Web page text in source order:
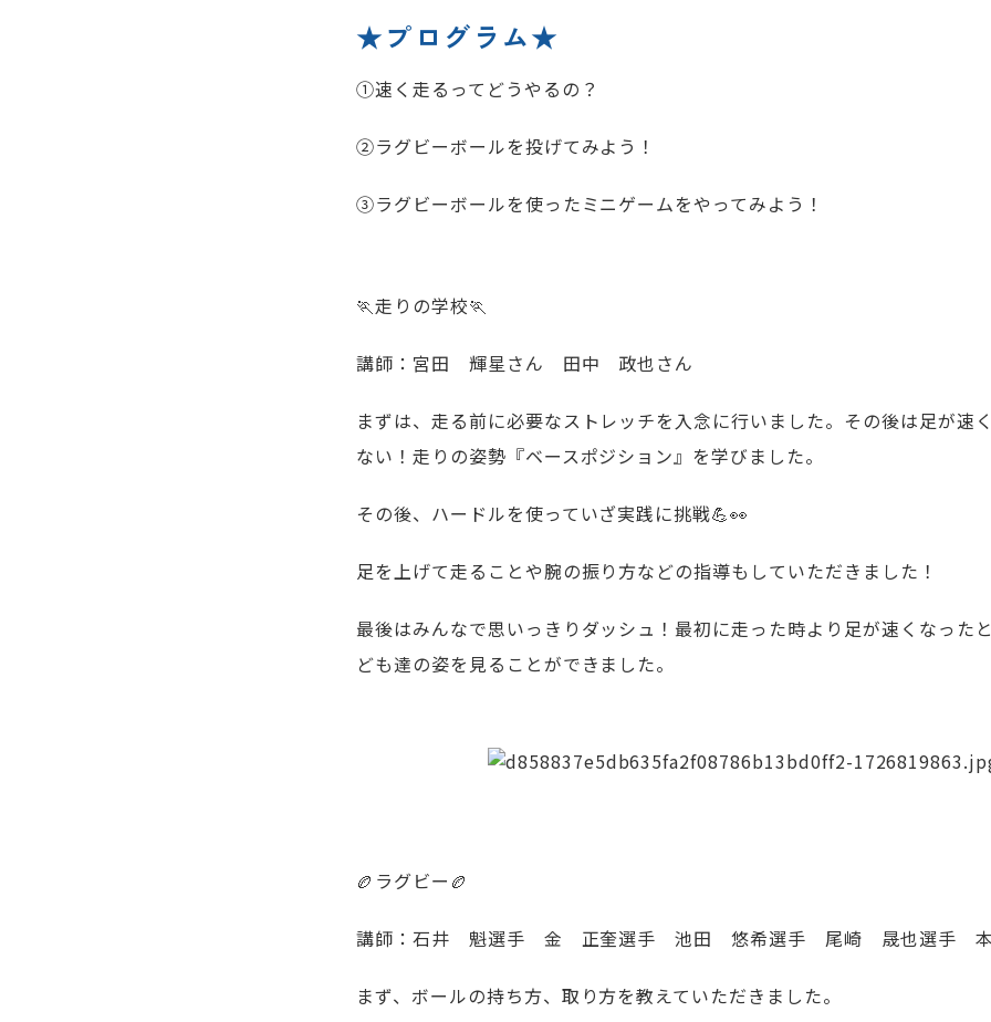
★プログラム★
①速く走るってどうやるの？
②ラグビーボールを投げてみよう！
③ラグビーボールを使ったミニゲームをやってみよう！
🏃走りの学校🏃
講師：宮田 輝星さん 田中 政也さん
まずは、走る前に必要なストレッチを入念に行いました。その後は足が速
ない！走りの姿勢『ベースポジション』を学びました。
その後、ハードルを使っていざ実践に挑戦💪👀
足を上げて走ることや腕の振り方などの指導もしていただきました！
最後はみんなで思いっきりダッシュ！最初に走った時より足が速くなった
ども達の姿を見ることができました。
🏉ラグビー🏉
講師：石井 魁選手 金 正奎選手 池田 悠希選手 尾崎 晟也選手
まず、ボールの持ち方、取り方を教えていただきました。